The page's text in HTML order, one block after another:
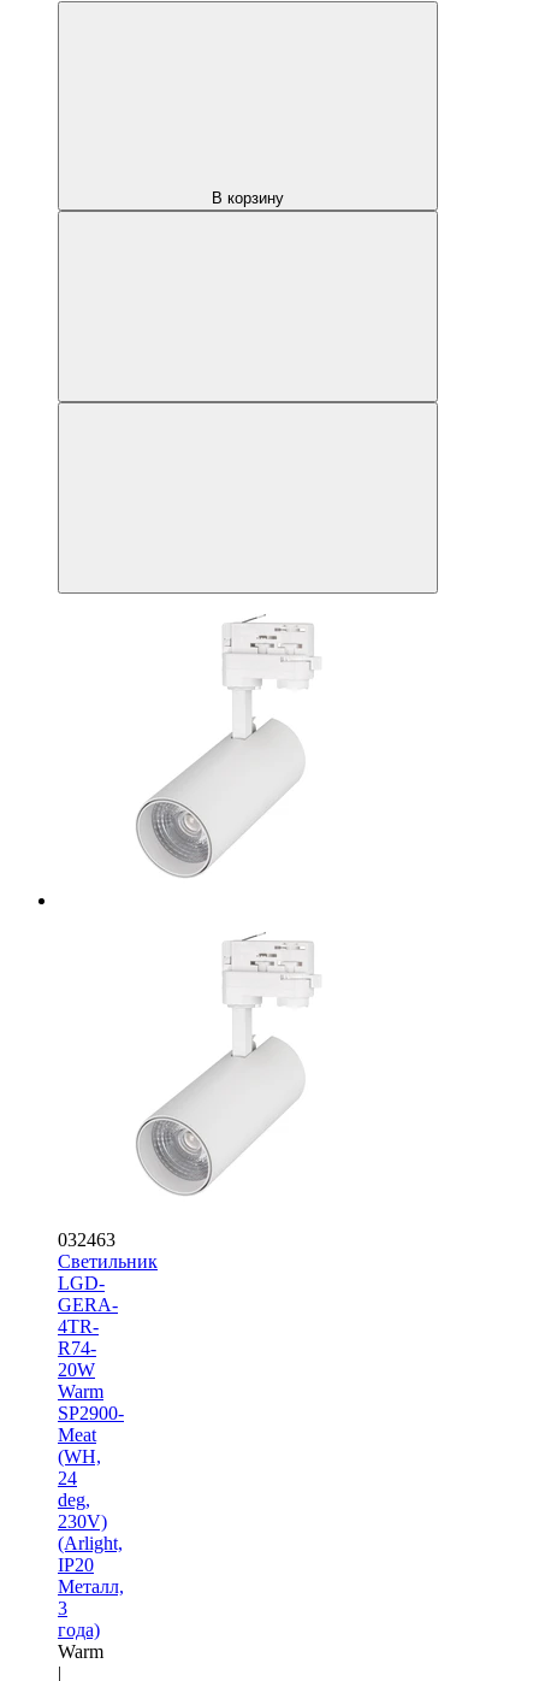
В корзину
032463
Светильник
LGD-
GERA-
4TR-
R74-
20W
Warm
SP2900-
Meat
(WH,
24
deg,
230V)
(Arlight,
IP20
Металл,
3
года)
Warm
|